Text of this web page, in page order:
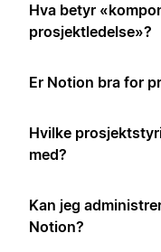
Hva betyr
prosjektledelse»?
Er Notion bra for
Hvilke
med?
Kan jeg
Notion?